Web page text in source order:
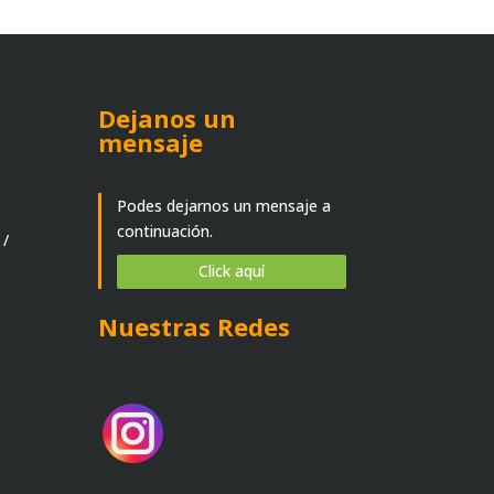
/
Dejanos un
mensaje
Podes dejarnos un mensaje a
continuación.
Click aquí
Nuestras Redes